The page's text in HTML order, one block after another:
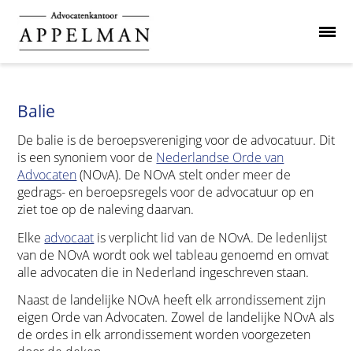
Balie
De balie is de beroepsvereniging voor de advocatuur. Dit
is een synoniem voor de Nederlandse Orde van
Advocaten(NOvA). De NOvA stelt onder meer de
gedrags- en beroepsregels voor de advocatuur op en
ziet toe op de naleving daarvan.
Elkeadvocaat is verplicht lid van de NOvA. De ledenlijst
van de NOvA wordt ook wel tableau genoemd en omvat
alle advocaten die in Nederland ingeschreven staan.
Naast de landelijke NOvA heeft elk arrondissement zijn
eigen Orde van Advocaten. Zowel de landelijke NOvA als
de ordes in elk arrondissement worden voorgezeten